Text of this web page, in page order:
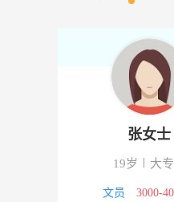
张女士
19岁 大专
文员 3000-